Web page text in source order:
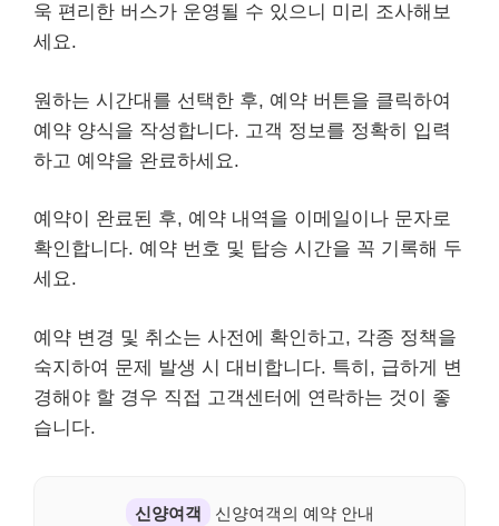
욱 편리한 버스가 운영될 수 있으니 미리 조사해보
세요.
원하는 시간대를 선택한 후, 예약 버튼을 클릭하여
예약 양식을 작성합니다. 고객 정보를 정확히 입력
하고 예약을 완료하세요.
예약이 완료된 후, 예약 내역을 이메일이나 문자로
확인합니다. 예약 번호 및 탑승 시간을 꼭 기록해 두
세요.
예약 변경 및 취소는 사전에 확인하고, 각종 정책을
숙지하여 문제 발생 시 대비합니다. 특히, 급하게 변
경해야 할 경우 직접 고객센터에 연락하는 것이 좋
습니다.
신양여객
신양여객의 예약 안내